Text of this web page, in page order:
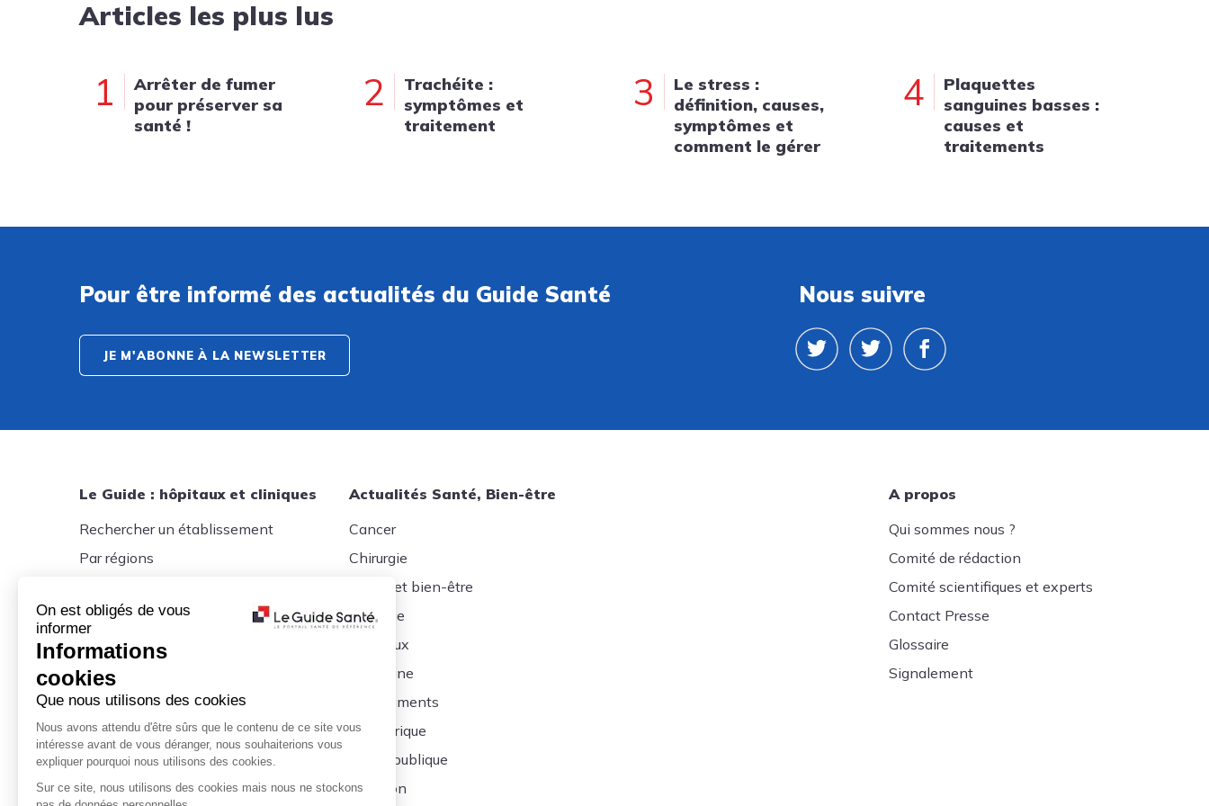
Articles les plus lus
1
Arrêter de fumer
pour préserver sa
santé !
2
Trachéite :
symptômes et
traitement
3
Le stress :
définition, causes,
symptômes et
comment le gérer
4
Plaquettes
sanguines basses :
causes et
traitements
Pour être informé des actualités du Guide Santé
JE M'ABONNE À LA NEWSLETTER
Nous suivre
Le Guide : hôpitaux et cliniques
Rechercher un établissement
Par régions
Par villes
Hôpital Paris
Hôpital Lyon
Hôpital Marseille
Actualités Santé, Bien-être
Cancer
Chirurgie
Forme et bien-être
Gériatrie
Hôpitaux
Médecine
Médicaments
Obstétrique
Santé publique
Nutrition
A propos
Qui sommes nous ?
Comité de rédaction
Comité scientifiques et experts
Contact Presse
Glossaire
Signalement
On est obligés de vous
informer
Informations
cookies
Que nous utilisons des cookies
Nous avons attendu d'être sûrs que le contenu de ce site vous
intéresse avant de vous déranger, nous souhaiterions vous
expliquer pourquoi nous utilisons des cookies.
Sur ce site, nous utilisons des cookies mais nous ne stockons